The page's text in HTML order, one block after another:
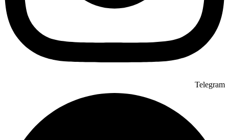
Telegram